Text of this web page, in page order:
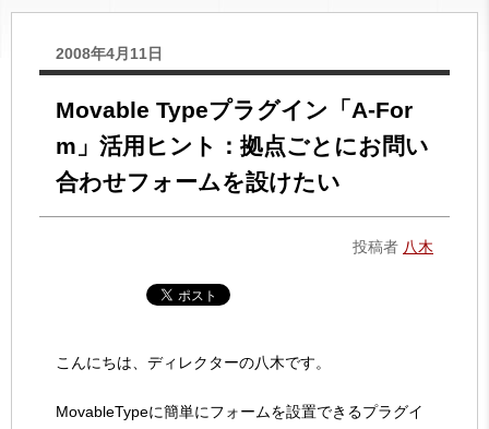
2008年4月11日
Movable Typeプラグイン「A-For
m」活用ヒント：拠点ごとにお問い
合わせフォームを設けたい
投稿者 八木
こんにちは、ディレクターの八木です。
MovableTypeに簡単にフォームを設置できるプラグイ